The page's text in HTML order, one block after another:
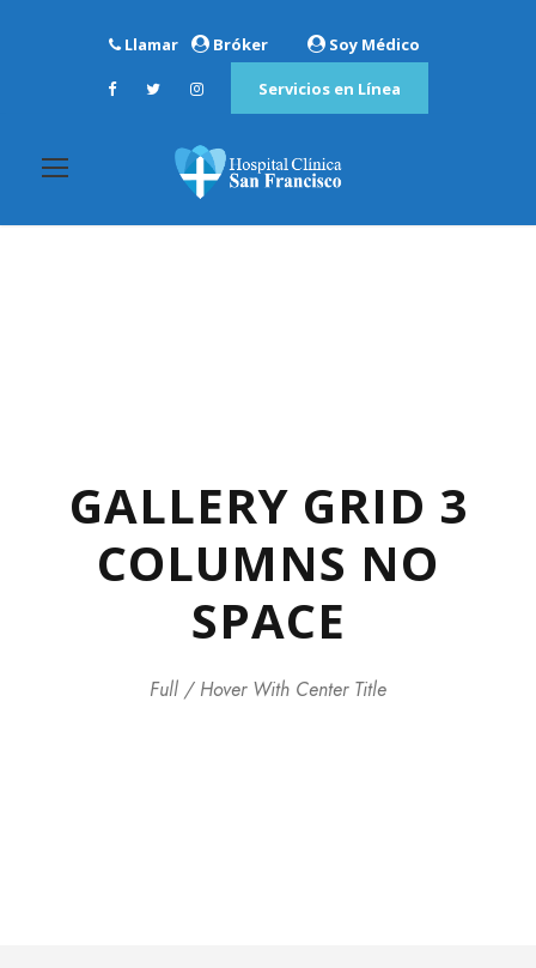
Llamar Bróker Soy Médico
Servicios en Línea
GALLERY GRID 3
COLUMNS NO
SPACE
Full / Hover With Center Title